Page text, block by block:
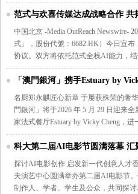
范式与欢喜传媒达成战略合作
中国北京 -Media OutReach Newswire-
式」，股份代號：6682.HK）今日宣
协议。双方将依托范式全栈AI能力，
「澳門銀河」携手Estuary by
名厨郑永麒匠心新章 于屡获殊荣的奢
門銀河」将于2026 年 5 月 29 日迎来
家法式餐厅Estuary by Vicky Cheng，
科大第二届AI电影节圆满落幕
探讨AI电影创作 启发新一代创意人才
夫演艺中心圆满举办第二届AI电影节
制作人、学者、学生及公众，共同探